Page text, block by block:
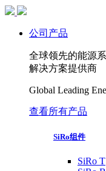
公司产品
全球领先的能源
解决方案提供商
Global Leading
查看所有产品
SiRo组件
SiRo T